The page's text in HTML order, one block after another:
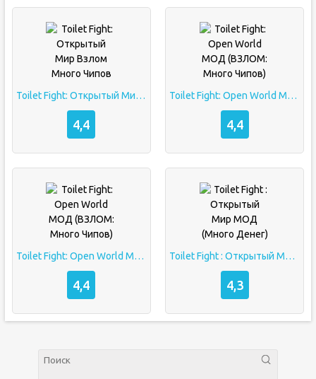
Toilet Fight: Открытый Мир Взлом Много Чипов
4,4
Toilet Fight: Open World МОД (ВЗЛОМ: Много Чипов)
4,4
Toilet Fight: Open World МОД (ВЗЛОМ: Много Чипов)
4,4
Toilet Fight : Открытый Мир МОД (Много Денег)
4,3